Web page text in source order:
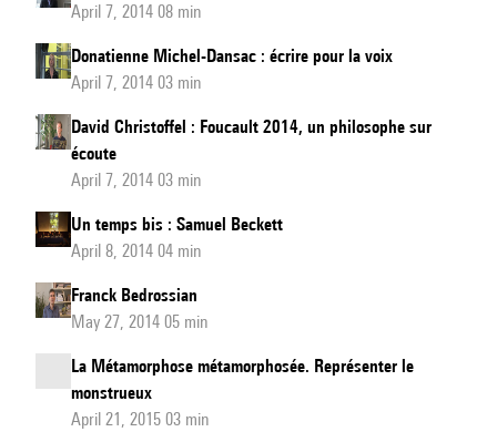
April 7, 2014 08 min
Donatienne Michel-Dansac : écrire pour la voix
April 7, 2014 03 min
David Christoffel : Foucault 2014, un philosophe sur
écoute
April 7, 2014 03 min
Un temps bis : Samuel Beckett
April 8, 2014 04 min
Franck Bedrossian
May 27, 2014 05 min
La Métamorphose métamorphosée. Représenter le
monstrueux
April 21, 2015 03 min